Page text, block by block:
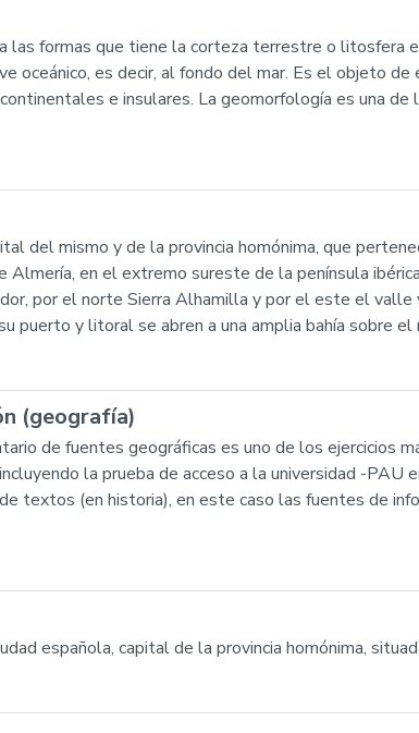
formas que tiene la corteza terrestre o litosfera
oceánico, es decir, al fondo del mar. Es el objeto
e insulares. La geomorfología es una
del mismo y de la provincia homónima, que
en el extremo sureste de la península
por el norte Sierra Alhamilla y por el este el
puerto y litoral se abren a una amplia bahía sobre
(geografía)
de fuentes geográficas es uno de los ejercicios
la prueba de acceso a la universidad -PAU
textos (en historia), en este caso las fuentes de
española, capital de la provincia homónima,